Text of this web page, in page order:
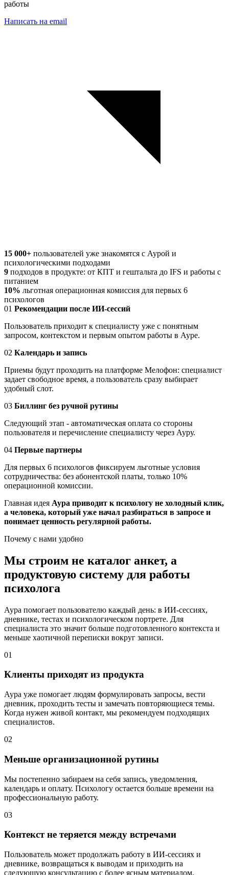
работы
Написать на email
15 000+ пользователей уже знакомятся с Аурой и
психологическими подходами
9 подходов в продукте: от КПТ и гештальта до IFS и работы с
питанием
10% льготная операционная комиссия для первых 6
психологов
01 Рекомендации после ИИ-сессий
Пользователь приходит к специалисту уже с понятным
запросом, контекстом и первым опытом работы в Ауре.
02 Календарь и запись
Приемы будут проходить на платформе Мелофон: специалист
задает свободное время, а пользователь сразу выбирает
удобный слот.
03 Биллинг без ручной рутины
Следующий этап - автоматическая оплата со стороны
пользователя и перечисление специалисту через Ауру.
04 Первые партнеры
Для первых 6 психологов фиксируем льготные условия
сотрудничества: без абонентской платы, только 10%
операционной комиссии.
Главная идея Аура приводит к психологу не холодный клик,
а человека, который уже начал разбираться в запросе и
понимает ценность регулярной работы.
Почему с нами удобно
Мы строим не каталог анкет, а
продуктовую систему для работы
психолога
Аура помогает пользователю каждый день: в ИИ-сессиях,
дневнике, тестах и психологическом портрете. Для
специалиста это значит больше подготовленного контекста и
меньше хаотичной переписки вокруг записи.
01
Клиенты приходят из продукта
Аура уже помогает людям формулировать запросы, вести
дневник, проходить тесты и замечать повторяющиеся темы.
Когда нужен живой контакт, мы рекомендуем подходящих
специалистов.
02
Меньше организационной рутины
Мы постепенно забираем на себя запись, уведомления,
календарь и оплату. Психологу остается больше времени на
профессиональную работу.
03
Контекст не теряется между встречами
Пользователь может продолжать работу в ИИ-сессиях и
дневнике, возвращаться к выводам и приходить на
следующую консультацию с более ясным материалом.